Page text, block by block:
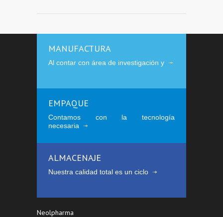
MANUFACTURA
Al contar con área de investigación y
EMPAQUE
Contamos con la tecnología
necesaria
ALMACENAJE
Nuestra calidad total es un ciclo
Neolpharma